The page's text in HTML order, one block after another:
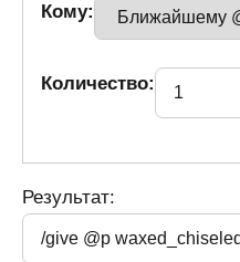
Кому:
Количество:
Результат: